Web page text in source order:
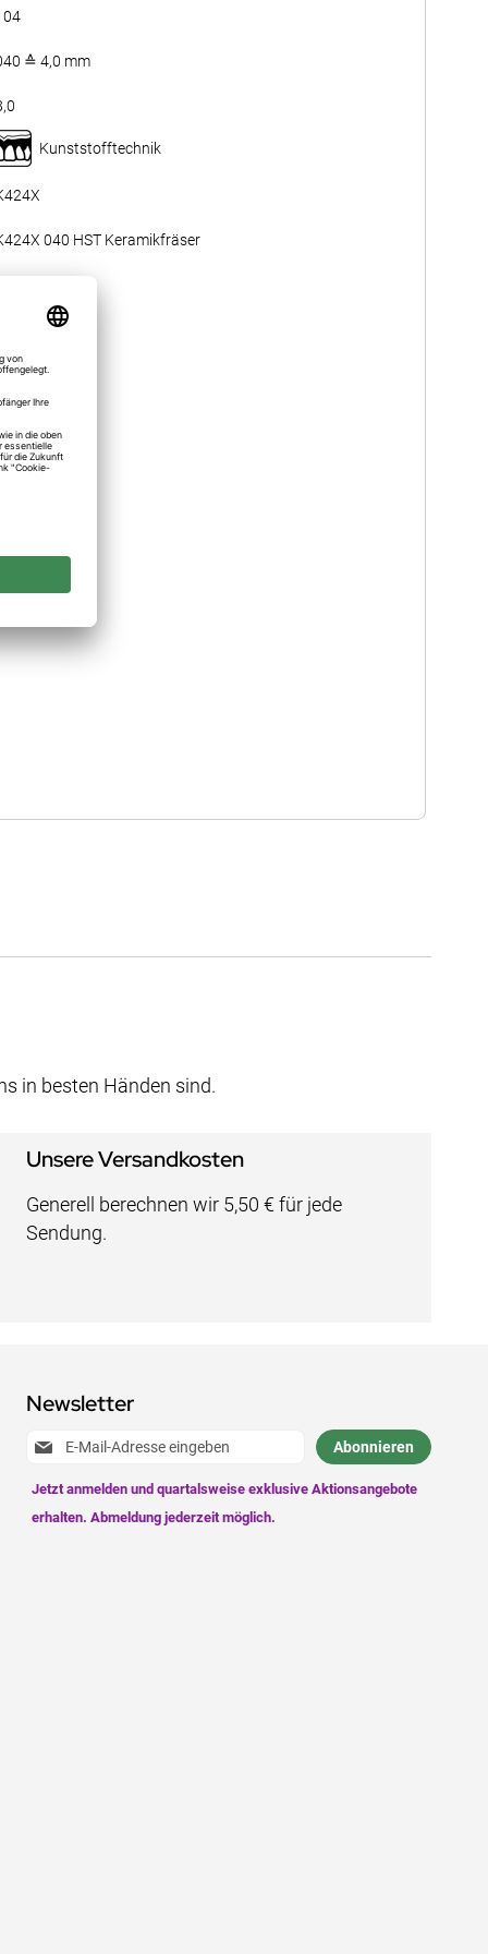
≙ 4,0 mm
Kunststofftechnik
040 HST Keramikfräser
in besten Händen sind.
Unsere Versandkosten
Generell berechnen wir 5,50 € für jede
Sendung.
Newsletter
Anmeldung
Newsletter:
Abonnieren